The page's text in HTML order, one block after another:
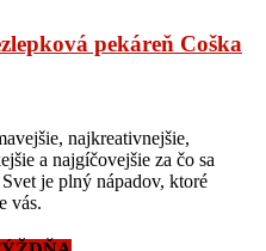
pekáreň Coška
najkreativnejšie,
a najgíčovejšie za čo sa
je plný nápadov, ktoré
vás.